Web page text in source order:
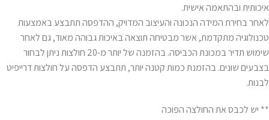
איכותית ובהתאמה אישית.
לאחר בחירת המידה הנכונה והעיצוב המדויק, ההדפסה תתבצע באמצעות
טכנולוגיה מתקדמת, אשר מבטיחה תוצאה באיכות גבוהה מאוד, גם לאחר
שימוש תדיר במכונת הכביסה. בהזמנה של יותר מ-20 חולצות ניתן לבחור
בצבעים שונים. בהזמנת כמות קטנה יותר, תתבצע הדפסה על חולצות דרייפיט
לבנות.
** יש לכבס את החולצה הפוכה